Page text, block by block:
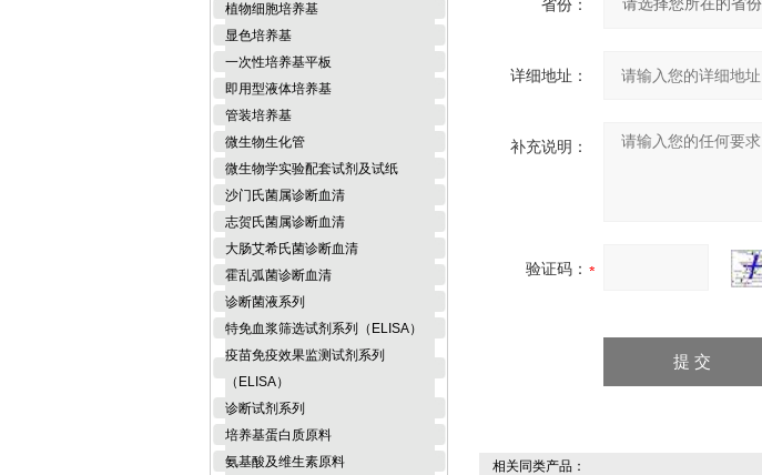
植物细胞培养基
显色培养基
一次性培养基平板
即用型液体培养基
管装培养基
微生物生化管
微生物学实验配套试剂及试纸
沙门氏菌属诊断血清
志贺氏菌属诊断血清
大肠艾希氏菌诊断血清
霍乱弧菌诊断血清
诊断菌液系列
特免血浆筛选试剂系列（ELISA）
疫苗免疫效果监测试剂系列
（ELISA）
诊断试剂系列
培养基蛋白质原料
氨基酸及维生素原料
省份：
详细地址：
补充说明：
验证码：
相关同类产品：